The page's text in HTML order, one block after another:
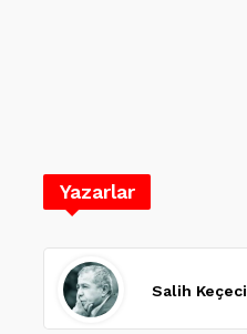
Yazarlar
Salih Keçeci